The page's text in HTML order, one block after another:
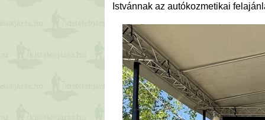
Istvánnak az autókozmetikai